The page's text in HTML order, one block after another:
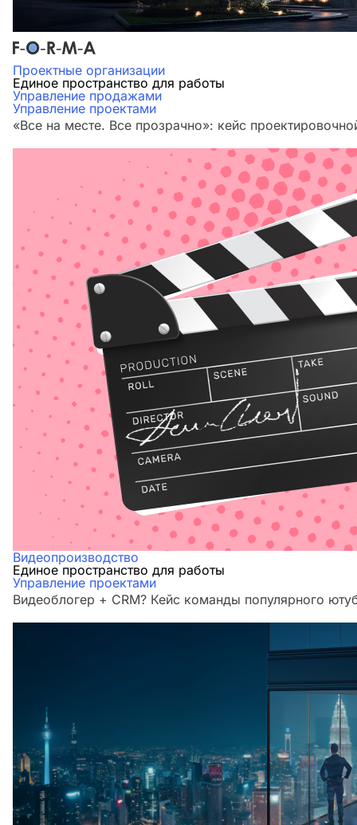
Проектные организации
Единое пространство для работы
Управление продажами
Управление проектами
«Все на месте. Все прозрачно»: кейс
Видеопроизводство
Единое пространство для работы
Управление проектами
Видеоблогер + CRM? Кейс команды популярного